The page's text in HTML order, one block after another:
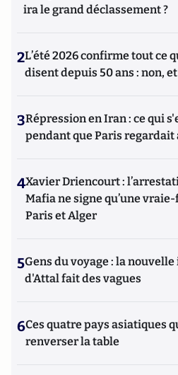
ira le grand déclassement ?
2L’été 2026 confirme tout ce
disent depuis 50 ans : non,
3Répression en Iran : ce qui
pendant que Paris
4Xavier Driencourt :
Mafia ne signe qu’une
Paris et Alger
5Gens du voyage : la
d'Attal fait des vagues
6Ces quatre pays asiatiques
renverser la table